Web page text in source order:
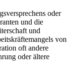
oder
und die
und
von
oft andere
oder ältere